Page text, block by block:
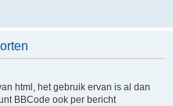
html, het gebruik ervan is al dan
BBCode ook per bericht